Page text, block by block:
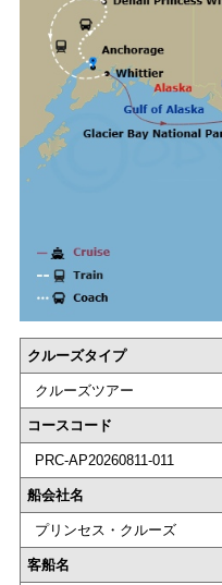
クルーズタイプ
クルーズツアー
コースコード
PRC-AP20260811-011
船会社名
プリンセス・クルーズ
客船名